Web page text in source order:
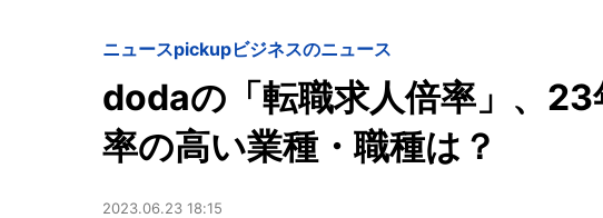
ニュースpickupビジネスのニュース
dodaの「転職求人倍率」、
率の高い業種・職種は？
2023.06.23 18:15